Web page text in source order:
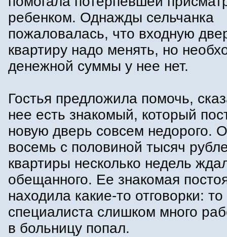
ребенком. Однажды сельчанка
пожаловалась, что входную
квартиру надо менять, но
денежной суммы у нее нет.
Гостья предложила помочь,
нее есть знакомый, который
новую дверь совсем недорого.
восемь с половиной тысяч
квартиры несколько недель
обещанного. Ее знакомая
находила какие-то отговорки: то
специалиста слишком много
в больницу попал.